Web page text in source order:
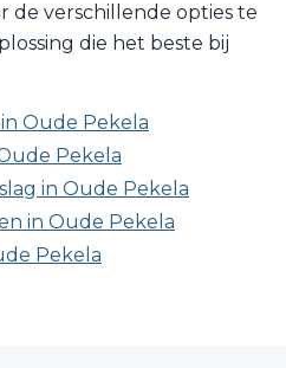
de verschillende opties te
die het beste bij
Oude Pekela
Pekela
in Oude Pekela
in Oude Pekela
Pekela